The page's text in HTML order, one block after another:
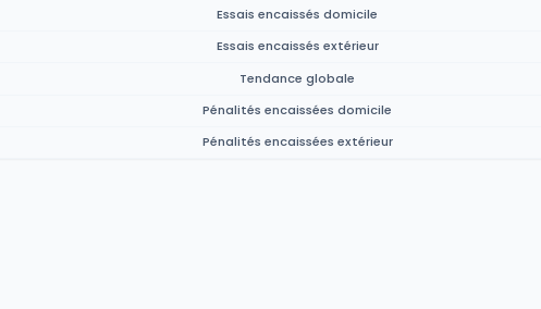
Essais encaissés domicile
Essais encaissés extérieur
Tendance globale
Pénalités encaissées domicile
Pénalités encaissées extérieur